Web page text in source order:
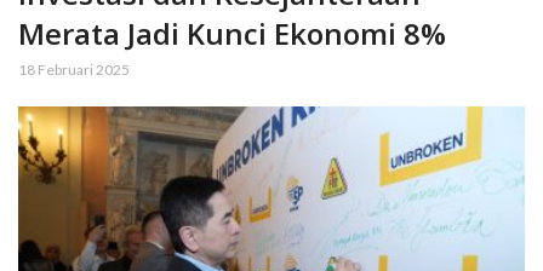
Merata Jadi Kunci Ekonomi 8%
18 Februari 2025